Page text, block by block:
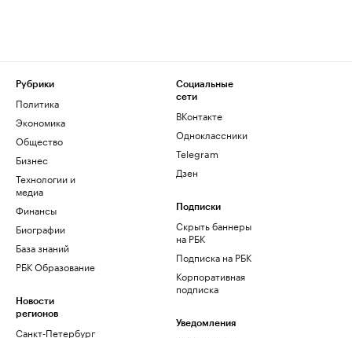
Рубрики
Политика
Экономика
Общество
Бизнес
Технологии и
медиа
Финансы
Биографии
База знаний
РБК Образование
Новости
регионов
Санкт-Петербург
Социальные
сети
ВКонтакте
Одноклассники
Telegram
Дзен
Подписки
Скрыть баннеры
на РБК
Подписка на РБК
Корпоративная
подписка
Уведомления